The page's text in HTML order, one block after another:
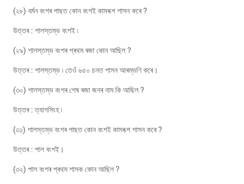
(২৮) বৰ্মন বংশৰ পাছত কোন বংশই কামৰূপ শাসন কৰে ?
উত্তৰ : শালস্তম্ভ বংশই ৷
(২৯) শালস্তম্ভ বংশৰ প্ৰথম ৰজা কোন আছিল ?
উত্তৰ : শালস্তম্ভ ৷ তেওঁ ৬৫০ চনত শাসন আৰম্ভণি কৰে।
(৩০) শালস্তম্ভ বংশৰ শেষ ৰজা জনৰ নাম কি আছিল ?
উত্তৰ : ত্যাগসিংহ ৷
(৩১) শালস্তম্ভ বংশৰ পাছত কোন বংশই কামৰূপ শাসন কৰে ?
উত্তৰ : পাল বংশই।
(৩২) পাল বংশৰ প্ৰথম শাসক কোন আছিল ?